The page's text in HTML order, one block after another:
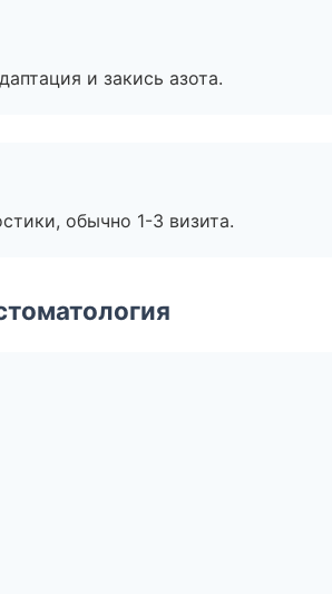
и закись азота.
обычно 1-3 визита.